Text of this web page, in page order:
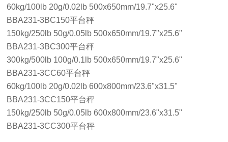
60kg/100lb 20g/0.02lb 500x650mm/19.7"x25.6"
BBA231-3BC150平台秤
150kg/250lb 50g/0.05lb 500x650mm/19.7"x25.6"
BBA231-3BC300平台秤
300kg/500lb 100g/0.1lb 500x650mm/19.7"x25.6"
BBA231-3CC60平台秤
60kg/100lb 20g/0.02lb 600x800mm/23.6"x31.5"
BBA231-3CC150平台秤
150kg/250lb 50g/0.05lb 600x800mm/23.6"x31.5"
BBA231-3CC300平台秤